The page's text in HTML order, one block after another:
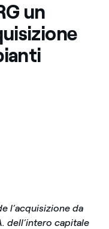
un
l’acquisizione da
dell’intero capitale